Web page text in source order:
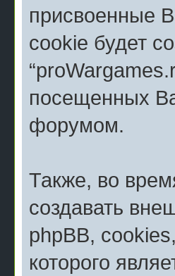
присвоенные
cookie будет
посещенных
форумом.
Также, во
создавать
phpBB,
которого